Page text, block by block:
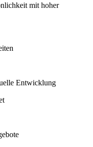
mit hoher
Entwicklung